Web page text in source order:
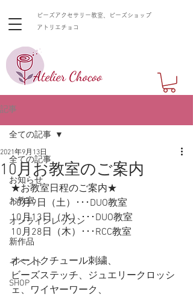
ビーズアクセサリー教室、ビーズショップ
​アトリエチョコ
記事
全ての記事
お知らせ
お教室
オンラインレッスン
新作品
イベント
SHOP
全ての記事
10月お教室のご案内
2021年9月13日
★お教室日程のご案内★
10月9日（土）･･･DUO教室
10月13日（水）･･･DUO教室
10月28日（木）･･･RCC教室
オートクチュール刺繍、
ビーズステッチ、ジュエリークロッシ
ェ、ワイヤーワーク、